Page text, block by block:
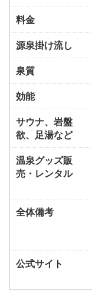
料金
源泉掛け流し
泉質
効能
サウナ、岩盤
欲、足湯など
温泉グッズ販
売・レンタル
全体備考
公式サイト